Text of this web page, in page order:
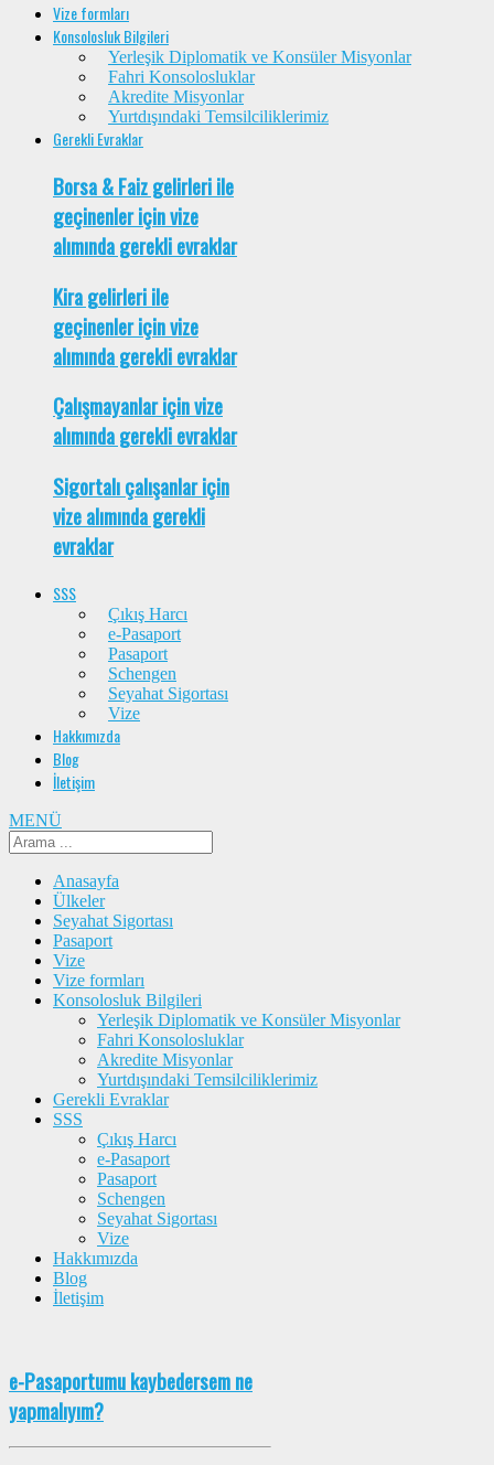
Vize formları
Konsolosluk Bilgileri
Yerleşik Diplomatik ve Konsüler Misyonlar
Fahri Konsolosluklar
Akredite Misyonlar
Yurtdışındaki Temsilciliklerimiz
Gerekli Evraklar
Borsa & Faiz gelirleri ile
geçinenler için vize
alımında gerekli evraklar
Kira gelirleri ile
geçinenler için vize
alımında gerekli evraklar
Çalışmayanlar için vize
alımında gerekli evraklar
Sigortalı çalışanlar için
vize alımında gerekli
evraklar
SSS
Çıkış Harcı
e-Pasaport
Pasaport
Schengen
Seyahat Sigortası
Vize
Hakkımızda
Blog
İletişim
MENÜ
Anasayfa
Ülkeler
Seyahat Sigortası
Pasaport
Vize
Vize formları
Konsolosluk Bilgileri
Yerleşik Diplomatik ve Konsüler Misyonlar
Fahri Konsolosluklar
Akredite Misyonlar
Yurtdışındaki Temsilciliklerimiz
Gerekli Evraklar
SSS
Çıkış Harcı
e-Pasaport
Pasaport
Schengen
Seyahat Sigortası
Vize
Hakkımızda
Blog
İletişim
e-Pasaportumu kaybedersem ne
yapmalıyım?